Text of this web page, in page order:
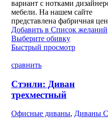
вариант с нотками
мебели. На нашем сайте
представлена фабричная
Добавить в Список желаний
Выберите обивку
Быстрый просмотр
сравнить
Стэнли: Диван
трехместный
Офисные диваны, Диваны